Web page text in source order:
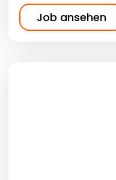
Job ansehen